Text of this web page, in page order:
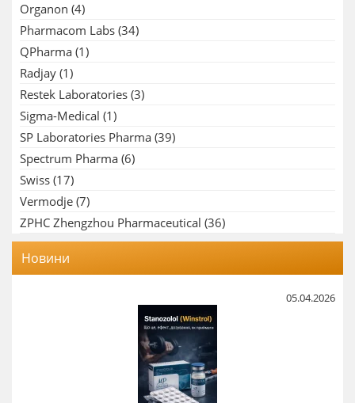
Organon (4)
Pharmacom Labs (34)
QPharma (1)
Radjay (1)
Restek Laboratories (3)
Sigma-Medical (1)
SP Laboratories Pharma (39)
Spectrum Pharma (6)
Swiss (17)
Vermodje (7)
ZPHC Zhengzhou Pharmaceutical (36)
Новини
05.04.2026